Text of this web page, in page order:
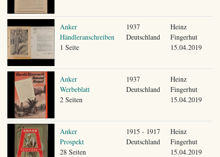
Anker
Händleranschreiben
1 Seite
1937
Deutschland
Heinz
Fingerhut
15.04.2019
Anker
Werbeblatt
2 Seiten
1937
Deutschland
Heinz
Fingerhut
15.04.2019
Anker
Prospekt
28 Seiten
1915 - 1917
Deutschland
Heinz
Fingerhut
15.04.2019